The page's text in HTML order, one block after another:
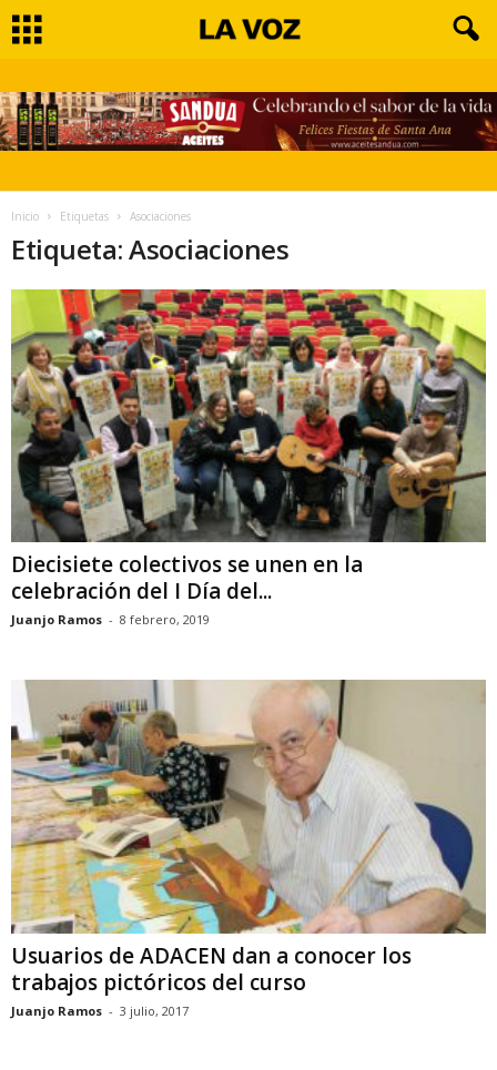
Inicio Etiquetas Asociaciones
Etiqueta: Asociaciones
Diecisiete colectivos se unen en la
celebración del I Día del...
Juanjo Ramos - 8 febrero, 2019
Usuarios de ADACEN dan a conocer los
trabajos pictóricos del curso
Juanjo Ramos - 3 julio, 2017